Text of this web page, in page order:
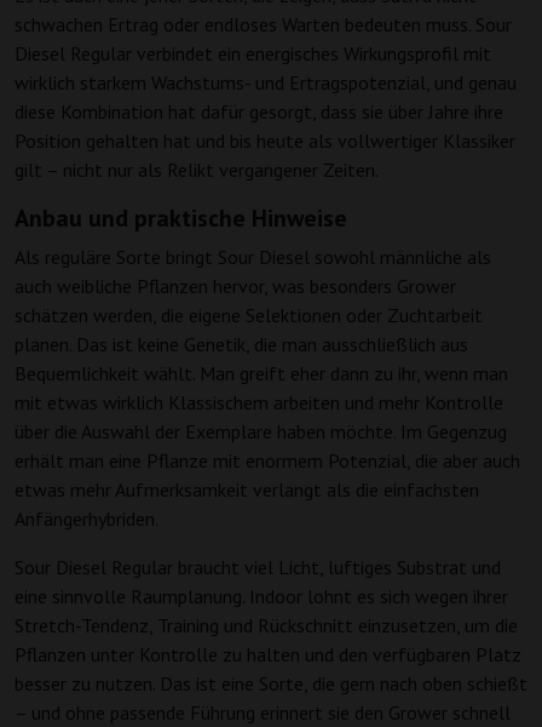
schwachen Ertrag oder endloses Warten bedeuten muss. Sour
Diesel Regular verbindet ein energisches Wirkungsprofil mit
wirklich starkem Wachstums- und Ertragspotenzial, und genau
diese Kombination hat dafür gesorgt, dass sie über Jahre ihre
Position gehalten hat und bis heute als vollwertiger Klassiker
gilt – nicht nur als Relikt vergangener Zeiten.
Anbau und praktische Hinweise
Als reguläre Sorte bringt Sour Diesel sowohl männliche als
auch weibliche Pflanzen hervor, was besonders Grower
schätzen werden, die eigene Selektionen oder Zuchtarbeit
planen. Das ist keine Genetik, die man ausschließlich aus
Bequemlichkeit wählt. Man greift eher dann zu ihr, wenn man
mit etwas wirklich Klassischem arbeiten und mehr Kontrolle
über die Auswahl der Exemplare haben möchte. Im Gegenzug
erhält man eine Pflanze mit enormem Potenzial, die aber auch
etwas mehr Aufmerksamkeit verlangt als die einfachsten
Anfängerhybriden.
Sour Diesel Regular braucht viel Licht, luftiges Substrat und
eine sinnvolle Raumplanung. Indoor lohnt es sich wegen ihrer
Stretch-Tendenz, Training und Rückschnitt einzusetzen, um die
Pflanzen unter Kontrolle zu halten und den verfügbaren Platz
besser zu nutzen. Das ist eine Sorte, die gern nach oben schießt
– und ohne passende Führung erinnert sie den Grower schnell